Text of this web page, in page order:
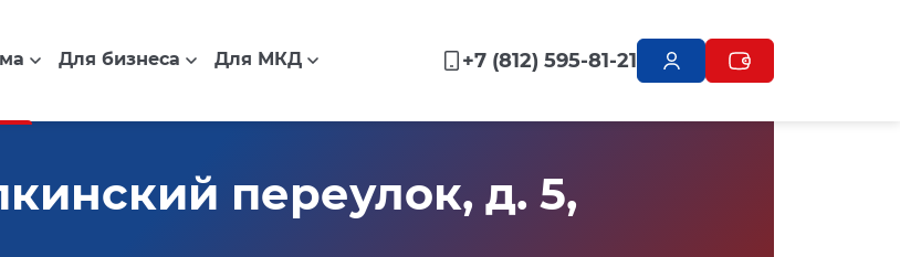
Для бизнеса Для МКД +7 (812) 595-81-21
переулок, д. 5,